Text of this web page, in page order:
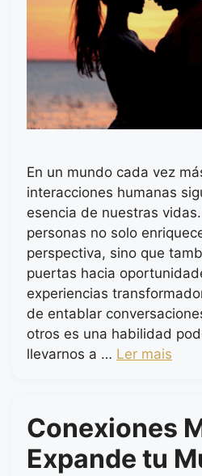
En un mundo cada vez
interacciones humanas
esencia de nuestras
personas no solo
perspectiva, sino que
puertas hacia
experiencias
de entablar
otros es una habilidad
llevarnos a … Ler mais
Conexiones
Expande tu